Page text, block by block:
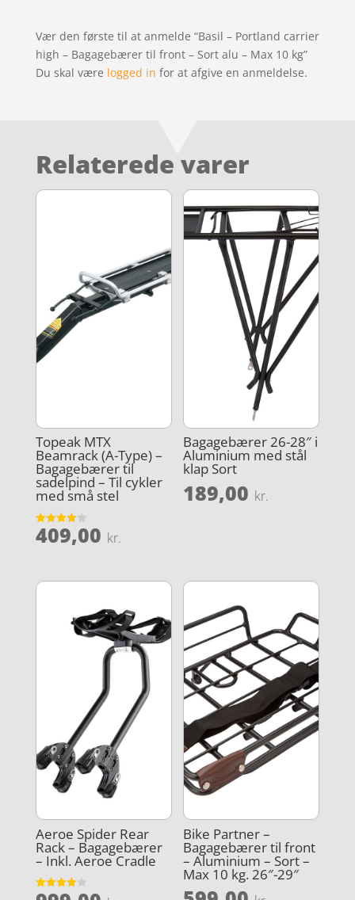
Vær den første til at anmelde “Basil – Portland carrier
high – Bagagebærer til front – Sort alu – Max 10 kg”
Du skal være logged in for at afgive en anmeldelse.
Relaterede varer
Topeak MTX
Beamrack (A-Type) –
Bagagebærer til
sadelpind – Til cykler
med små stel
Vurderet
4
409,00 kr.
Bagagebærer 26-28″ i
Aluminium med stål
klap Sort
189,00 kr.
Aeroe Spider Rear
Rack – Bagagebærer
– Inkl. Aeroe Cradle
Vurderet
Bike Partner –
Bagagebærer til front
– Aluminium – Sort –
Max 10 kg. 26″-29″